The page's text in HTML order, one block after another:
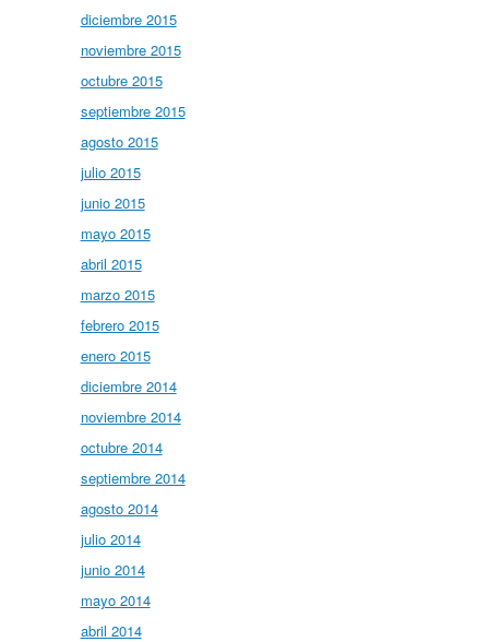
diciembre 2015
noviembre 2015
octubre 2015
septiembre 2015
agosto 2015
julio 2015
junio 2015
mayo 2015
abril 2015
marzo 2015
febrero 2015
enero 2015
diciembre 2014
noviembre 2014
octubre 2014
septiembre 2014
agosto 2014
julio 2014
junio 2014
mayo 2014
abril 2014